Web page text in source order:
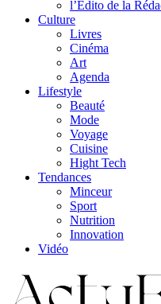
l’Édito de la
Culture
Livres
Cinéma
Art
Agenda
Lifestyle
Beauté
Mode
Voyage
Cuisine
Hight Tech
Tendances
Minceur
Sport
Nutrition
Innovation
Vidéo